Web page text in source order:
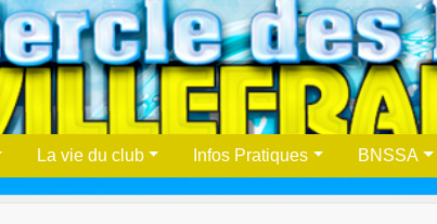
La vie du club Infos Pratiques BNSSA